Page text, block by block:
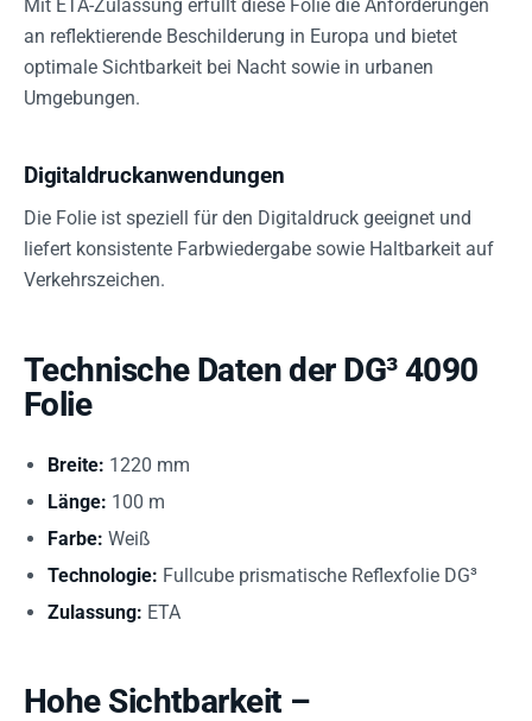
Mit ETA-Zulassung erfüllt diese Folie die Anforderungen
an reflektierende Beschilderung in Europa und bietet
optimale Sichtbarkeit bei Nacht sowie in urbanen
Umgebungen.
Digitaldruckanwendungen
Die Folie ist speziell für den Digitaldruck geeignet und
liefert konsistente Farbwiedergabe sowie Haltbarkeit auf
Verkehrszeichen.
Technische Daten der DG³ 4090
Folie
Breite: 1220 mm
Länge: 100 m
Farbe: Weiß
Technologie: Fullcube prismatische Reflexfolie DG³
Zulassung: ETA
Hohe Sichtbarkeit –